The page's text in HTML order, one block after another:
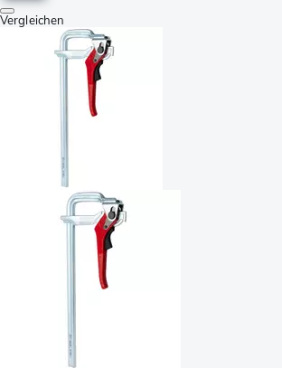
Vergleichen